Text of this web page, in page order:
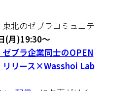
北のゼブラコミュニテ
(月)19:30〜
ブラ企業同士のOPEN
リリース×Wasshoi Lab